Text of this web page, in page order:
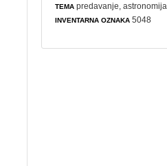
TEMA predavanje ,astronomija
INVENTARNA OZNAKA 5048